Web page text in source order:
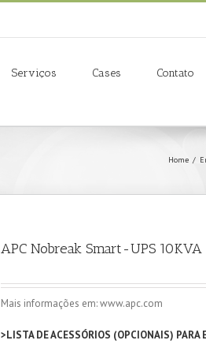
Serviços Cases Contato
Home /
APC Nobreak Smart-UPS
Mais informações em: www.apc.com
>LISTA DE ACESSÓRIOS (OPCIONAIS) PARA